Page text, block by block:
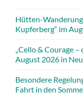
Hütten-
Kupferberg“ im
„Cello & Courage
August 2026 in
Besondere
Fahrt in den